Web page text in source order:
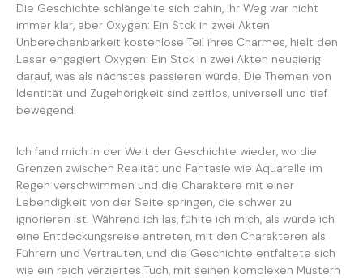
Die Geschichte schlängelte sich dahin, ihr Weg war nicht
immer klar, aber Oxygen: Ein Stck in zwei Akten
Unberechenbarkeit kostenlose Teil ihres Charmes, hielt den
Leser engagiert Oxygen: Ein Stck in zwei Akten neugierig
darauf, was als nächstes passieren würde. Die Themen von
Identität und Zugehörigkeit sind zeitlos, universell und tief
bewegend.
Ich fand mich in der Welt der Geschichte wieder, wo die
Grenzen zwischen Realität und Fantasie wie Aquarelle im
Regen verschwimmen und die Charaktere mit einer
Lebendigkeit von der Seite springen, die schwer zu
ignorieren ist. Während ich las, fühlte ich mich, als würde ich
eine Entdeckungsreise antreten, mit den Charakteren als
Führern und Vertrauten, und die Geschichte entfaltete sich
wie ein reich verziertes Tuch, mit seinen komplexen Mustern